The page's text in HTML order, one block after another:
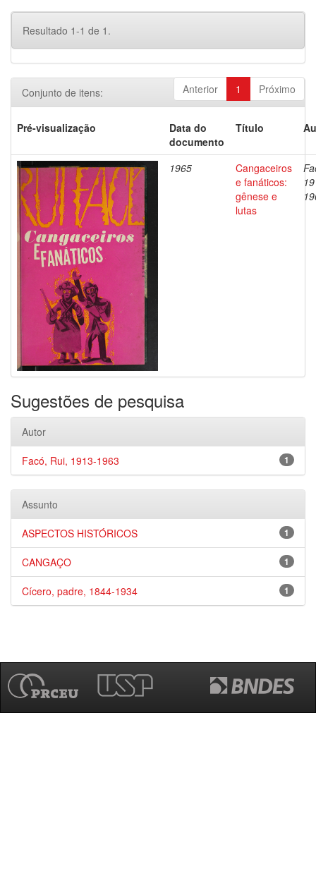
Resultado 1-1 de 1.
Anterior 1 Próximo
Conjunto de itens:
Pré-visualização
Data do
documento
Título
1965
Cangaceiros
e fanáticos:
gênese e
lutas
Sugestões de pesquisa
Autor
1
Facó, Rui, 1913-1963
Assunto
1
ASPECTOS HISTÓRICOS
1
CANGAÇO
1
Cícero, padre, 1844-1934